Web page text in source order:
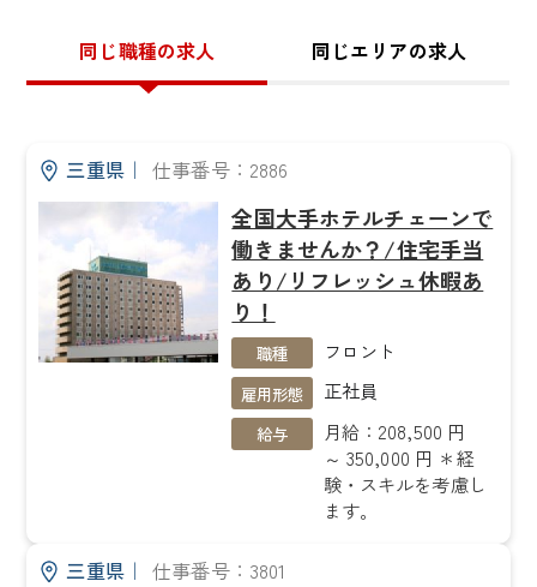
同じ職種の求人 同じエリアの求人
三重県｜ 仕事番号：2886
全国大手ホテルチェーンで
働きませんか？/住宅手当
あり/リフレッシュ休暇あ
り！
職種 フロント
雇用形態 正社員
給与
月給：208,500 円
～ 350,000 円 ＊経
験・スキルを考慮し
ます。
三重県｜ 仕事番号：3801